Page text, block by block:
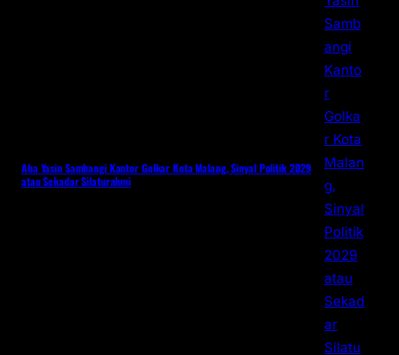
Aba Yasin Sambangi Kantor Golkar Kota Malang, Sinyal Politik 2029
atau Sekadar Silaturahmi